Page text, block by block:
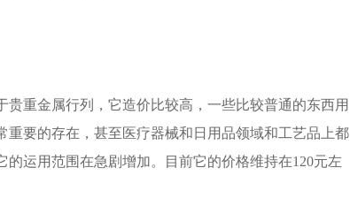
重金属行列，它造价比较高，一些比较普通的东西用
要的存在，甚至医疗器械和日用品领域和工艺品上都
运用范围在急剧增加。目前它的价格维持在120元左